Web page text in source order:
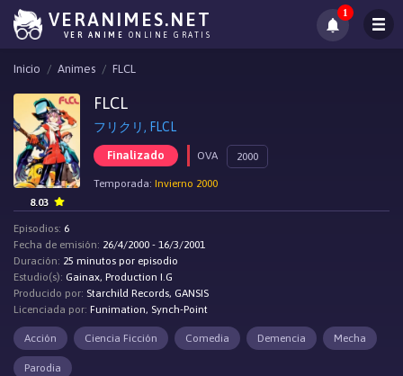
VERANIMES.NET
VER ANIME ONLINE GRATIS
1
Inicio Animes FLCL
FLCL
フリクリ, FLCL
Finalizado OVA 2000
Temporada: Invierno 2000
8.03
Episodios: 6
Fecha de emisión: 26/4/2000 - 16/3/2001
Duración: 25 minutos por episodio
Estudio(s): Gainax, Production I.G
Producido por: Starchild Records, GANSIS
Licenciada por: Funimation, Synch-Point
Acción Ciencia Ficción Comedia Demencia Mecha
Parodia